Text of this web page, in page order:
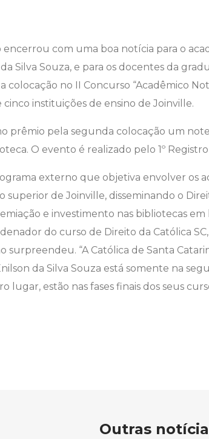
com uma boa notícia para o
Silva Souza, e para os docentes da
colocação no II Concurso “Acadêmico
instituições de ensino de Joinville.
prêmio pela segunda colocação um
O evento é realizado pelo 1º
externo que objetiva envolver os
superior de Joinville, disseminando o
e investimento nas bibliotecas
do curso de Direito da Católica
surpreendeu. “A Católica de Santa
da Silva Souza está somente na
lugar, estão nas fases finais dos seus
Outras